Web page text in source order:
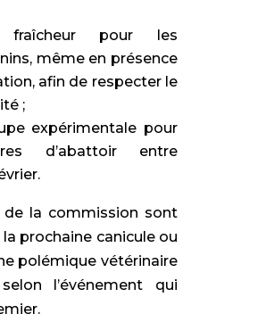
fraîcheur pour les
même en présence
afin de respecter le
;
expérimentale pour
d’abattoir entre
de la commission sont
prochaine canicule ou
polémique vétérinaire
l’événement qui